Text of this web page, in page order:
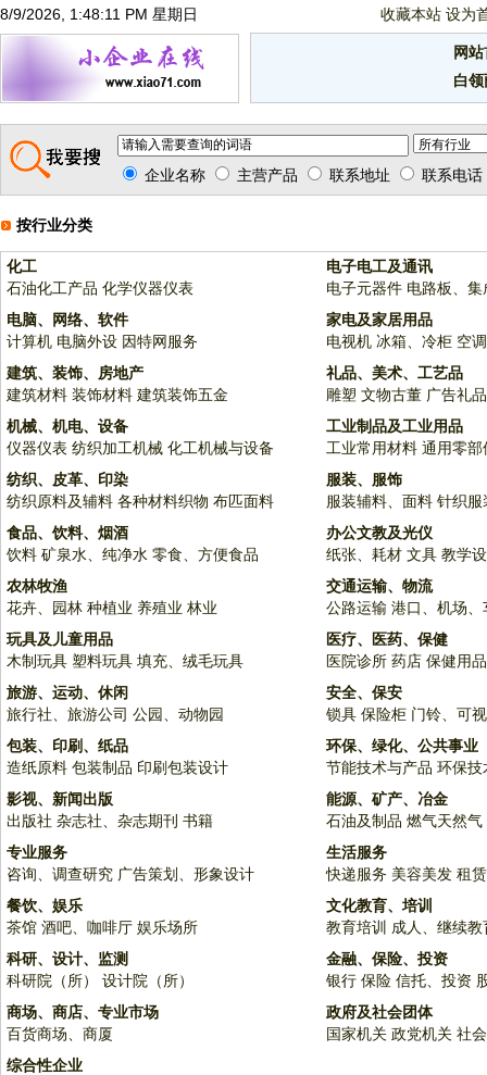
8/9/2026, 1:48:11 PM 星期日 收藏本站 设为
网
白
企业名称 主营产品 联系地址 联系电话
按行业分类
化工
石油化工产品 化学仪器仪表
电子电工及通讯
电子元器件 电路板、集
电脑、网络、软件
计算机 电脑外设 因特网服务
家电及家居用品
电视机 冰箱、冷柜 空调
建筑、装饰、房地产
建筑材料 装饰材料 建筑装饰五金
礼品、美术、工艺品
雕塑 文物古董 广告礼品
机械、机电、设备
仪器仪表 纺织加工机械 化工机械与设备
工业制品及工业用品
工业常用材料 通用零部
纺织、皮革、印染
纺织原料及辅料 各种材料织物 布匹面料
服装、服饰
服装辅料、面料 针织服
食品、饮料、烟酒
饮料 矿泉水、纯净水 零食、方便食品
办公文教及光仪
纸张、耗材 文具 教学
农林牧渔
花卉、园林 种植业 养殖业 林业
交通运输、物流
公路运输 港口、机场、
玩具及儿童用品
木制玩具 塑料玩具 填充、绒毛玩具
医疗、医药、保健
医院诊所 药店 保健用品
旅游、运动、休闲
旅行社、旅游公司 公园、动物园
安全、保安
锁具 保险柜 门铃、可
包装、印刷、纸品
造纸原料 包装制品 印刷包装设计
环保、绿化、公共事业
节能技术与产品 环保技
影视、新闻出版
出版社 杂志社、杂志期刊 书籍
能源、矿产、冶金
石油及制品 燃气天然气
专业服务
咨询、调查研究 广告策划、形象设计
生活服务
快递服务 美容美发 租
餐饮、娱乐
茶馆 酒吧、咖啡厅 娱乐场所
文化教育、培训
教育培训 成人、继续教
科研、设计、监测
科研院（所）
设计院（所）
金融、保险、投资
银行 保险 信托、投资
商场、商店、专业市场
百货商场、商厦
政府及社会团体
国家机关 政党机关 社
综合性企业